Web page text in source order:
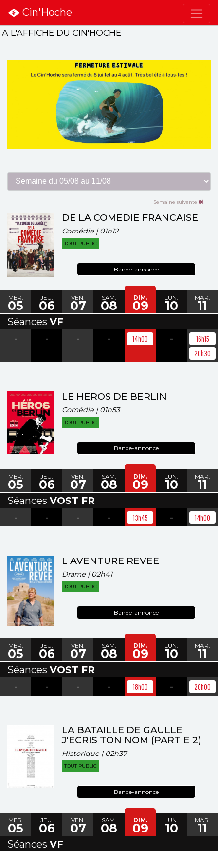
Cin'Hoche
A L'AFFICHE DU CIN'HOCHE
Semaine suivante
DE LA COMEDIE FRANCAISE
Comédie | 01h12
TOUT PUBLIC
Bande-annonce
MER.
05
JEU.
06
VEN.
07
SAM.
08
DIM.
09
LUN.
10
MAR.
11
Séances VF
-
- - - 14h00 -
16h15
20h30
LE HEROS DE BERLIN
Comédie | 01h53
TOUT PUBLIC
Bande-annonce
MER.
05
JEU.
06
VEN.
07
SAM.
08
DIM.
09
LUN.
10
MAR.
11
Séances VOST FR
-
- - - 13h45 - 14h00
L AVENTURE REVEE
Drame | 02h41
TOUT PUBLIC
Bande-annonce
MER.
05
JEU.
06
VEN.
07
SAM.
08
DIM.
09
LUN.
10
MAR.
11
Séances VOST FR
-
- - - 18h00 - 20h00
LA BATAILLE DE GAULLE
J'ECRIS TON NOM (PARTIE 2)
Historique | 02h37
TOUT PUBLIC
Bande-annonce
MER.
05
JEU.
06
VEN.
07
SAM.
08
DIM.
09
LUN.
10
MAR.
11
Séances VF